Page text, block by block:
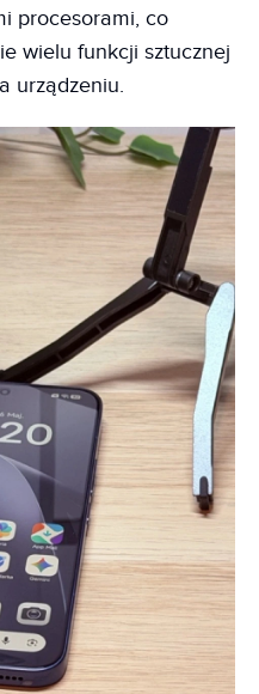
procesorami, co
wielu funkcji sztucznej
urządzeniu.